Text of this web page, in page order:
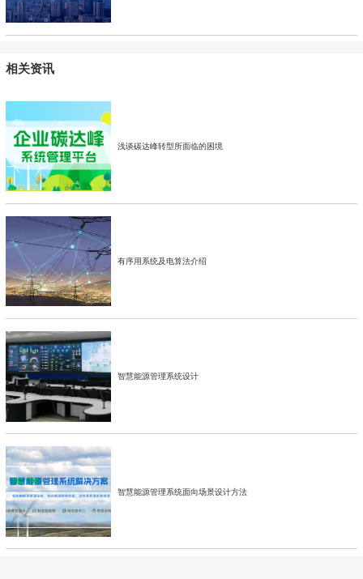
相关资讯
浅谈碳达峰转型所面临的困境
有序用系统及电算法介绍
智慧能源管理系统设计
智慧能源管理系统面向场景设计方法